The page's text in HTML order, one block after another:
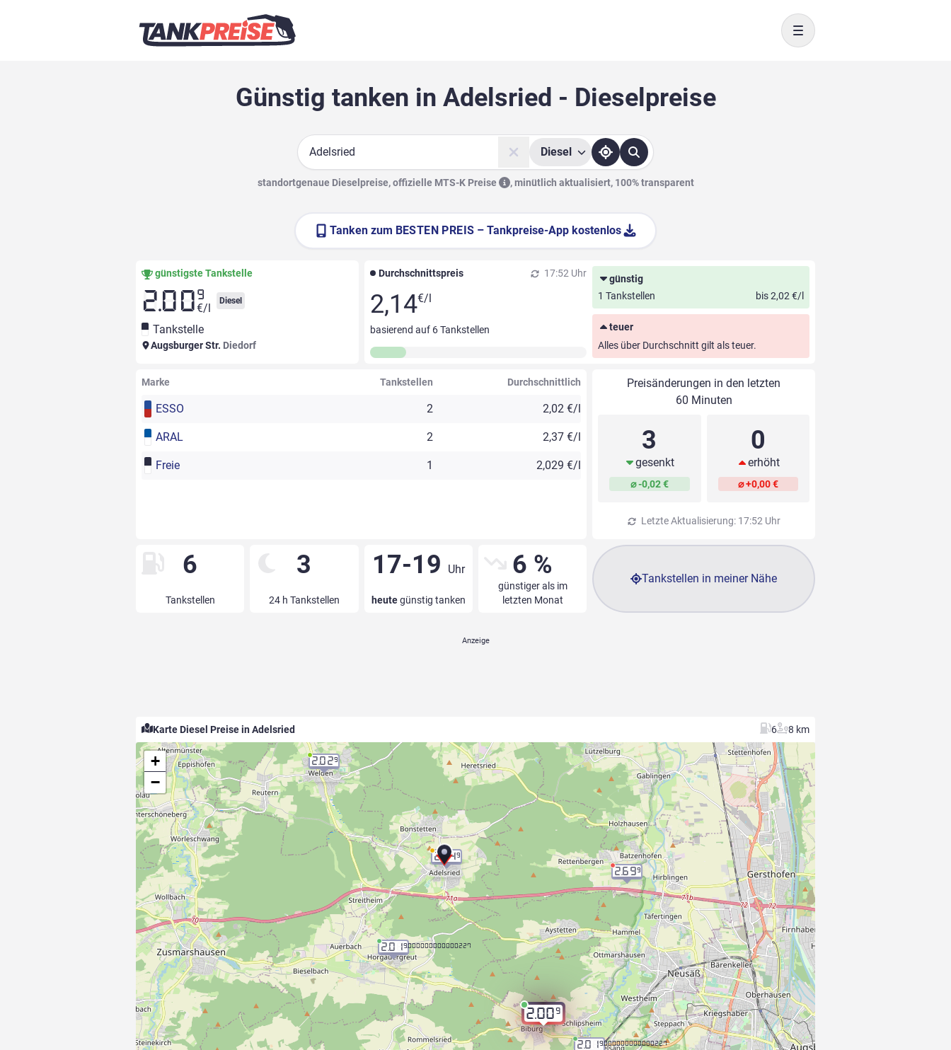
Toggle navigation
Günstig tanken in Adelsried - Dieselpreise
Suche
Diesel
standortgenaue Dieselpreise, offizielle MTS-K Preise ,minütlich aktualisiert, 100% transparent
Tanken zum BESTEN PREIS – Tankpreise-App kostenlos
günstigste Tankstelle
2.00 9
€/l
Diesel
Tankstelle
Augsburger Str. Diedorf
Durchschnittspreis 17:52 Uhr
2,14€/l
basierend auf 6Tankstellen
günstig
1 Tankstellen
bis 2,02 €/l
teuer
Alles über Durchschnitt gilt als teuer.
Marke Tankstellen Durchschnittlich
ESSO 2 2,02 €/l
ARAL 2 2,37 €/l
Freie 1 2,029 €/l
Preisänderungen in den letzten
60 Minuten
3
gesenkt
⌀ -0,02 €
0
erhöht
⌀ +0,00 €
Letzte Aktualisierung: 17:52 Uhr
6
Tankstellen
3
24 h Tankstellen
17-19 Uhr
heutegünstig tanken
6 %
günstiger als im
letzten Monat
Tankstellen in meiner Nähe
Karte Diesel Preise in Adelsried 6 8 km
2.009
2.699
2.029
2.019.000000000000227
2.049
2.019.000000000000227
+
−